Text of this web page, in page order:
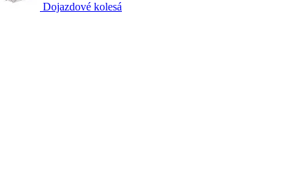
Dojazdové kolesá